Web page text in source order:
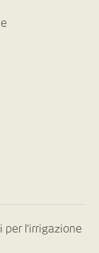
per l’irrigazione